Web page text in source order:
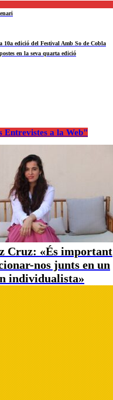
edició del Festival Amb So de Cobla
en la seva quarta edició
Entrevistes a la Web"
Cruz: «És important
nos junts en un
individualista»